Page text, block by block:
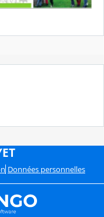
Données personnelles